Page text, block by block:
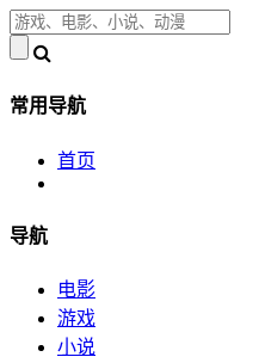
常用导航
首页
导航
电影
游戏
小说